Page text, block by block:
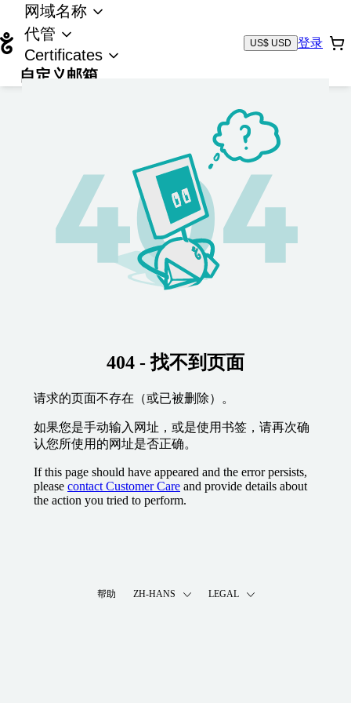
网域名称
代管
Certificates
自定义邮箱
US$ USD 登录
404 - 找不到页面
请求的页面不存在（或已被删除）。
如果您是手动输入网址，或是使用书签，请再次确
认您所使用的网址是否正确。
If this page should have appeared and the error persists,
please contact Customer Care and provide details about
the action you tried to perform.
帮助 ZH-HANS LEGAL